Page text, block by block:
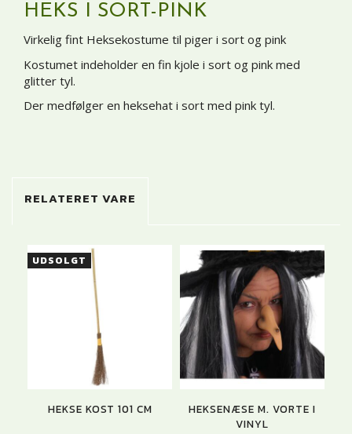
HEKS I SORT-PINK
Virkelig fint Heksekostume til piger i sort og pink
Kostumet indeholder en fin kjole i sort og pink med
glitter tyl.
Der medfølger en heksehat i sort med pink tyl.
RELATERET VARE
UDSOLGT
HEKSE KOST 101 CM
HEKSENÆSE M. VORTE I
VINYL